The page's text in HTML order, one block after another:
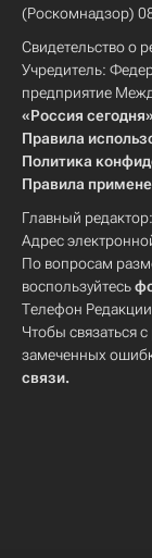
(Роскомнадзор)
Свидетельство о
Учредитель:
предприятие
«Россия сегодня»
Правила
Политика
Правила
Главный редактор:
Адрес
По вопросам
воспользуйтесь
Телефон
Чтобы связаться
замеченных
связи.